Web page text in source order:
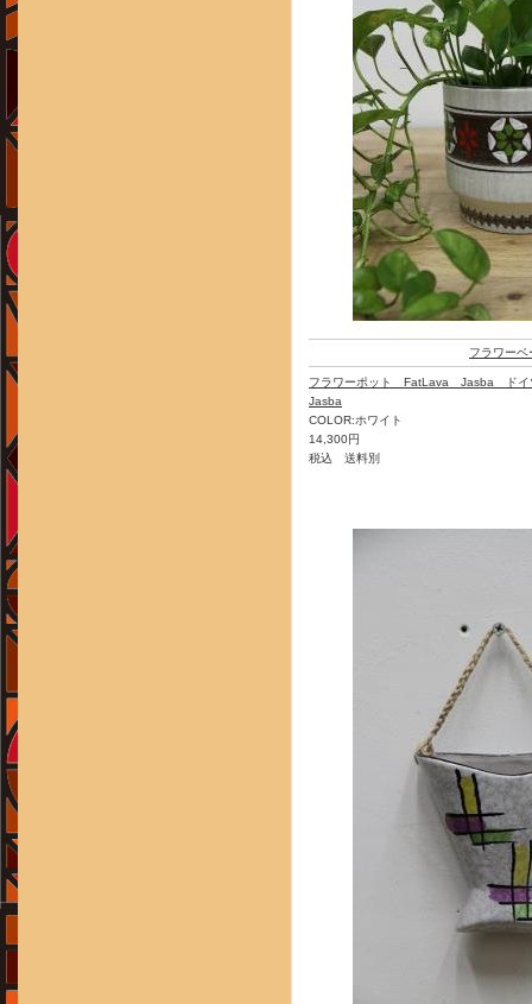
フラワーベ
フラワーポット FatLava Jasba ドイ
Jasba
COLOR:ホワイト
14,300円
税込 送料別